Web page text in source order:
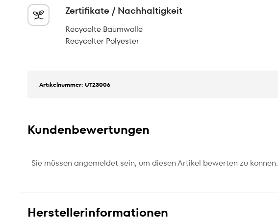
Zertifikate / Nachhaltigkeit
Recycelte Baumwolle
Recycelter Polyester
Artikelnummer: UT23006
Kundenbewertungen
Sie müssen angemeldet sein, um diesen Artikel bewerten zu können.
Herstellerinformationen